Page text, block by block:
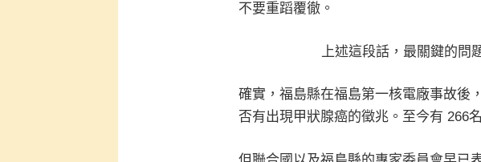
不要重蹈覆徹。
上述這段話，最關鍵的問
確實，福島縣在福島第一核電廠事故後
否有出現甲狀腺癌的徵兆。至今有 266